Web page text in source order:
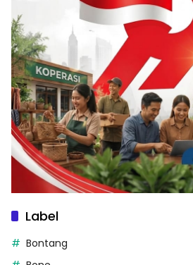
Label
Bontang